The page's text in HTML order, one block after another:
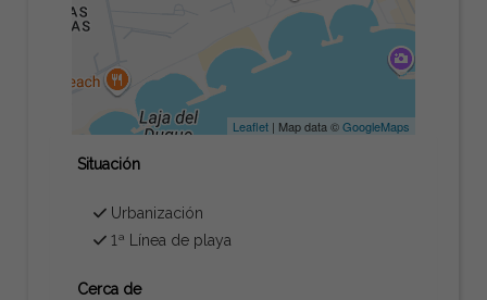
Leaflet| Map data ©GoogleMaps
Situación
Urbanización
1ª Línea de playa
Cerca de